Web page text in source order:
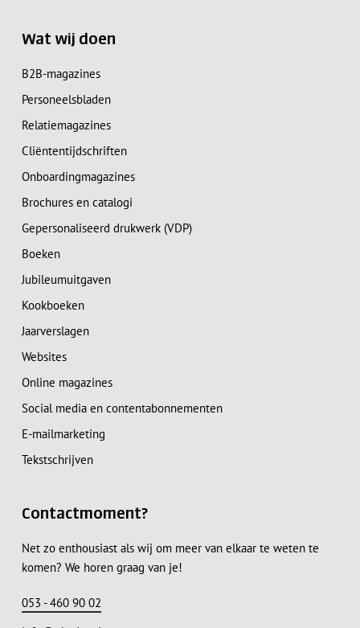
Wat wij doen
B2B-magazines
Personeelsbladen
Relatiemagazines
Cliëntentijdschriften
Onboardingmagazines
Brochures en catalogi
Gepersonaliseerd drukwerk (VDP)
Boeken
Jubileumuitgaven
Kookboeken
Jaarverslagen
Websites
Online magazines
Social media en contentabonnementen
E-mailmarketing
Tekstschrijven
Contactmoment?
Net zo enthousiast als wij om meer van elkaar te weten te
komen? We horen graag van je!
053 - 460 90 02